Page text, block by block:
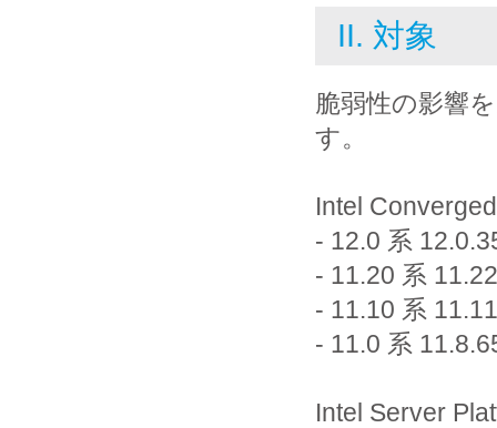
II. 対象
脆弱性の影響
す。
Intel
- 12.0 系
- 11.20 系
- 11.10 系
- 11.0 系
Intel Server